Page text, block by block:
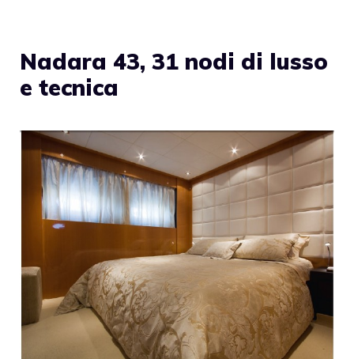
Nadara 43, 31 nodi di lusso
e tecnica